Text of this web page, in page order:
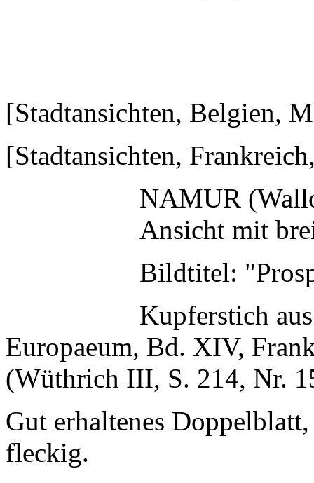
[Stadtansichten, Belgien,
[Stadtansichten,
NAMUR
Ansicht mit
Bildtitel:
Kupferstich
Europaeum, Bd. XIV,
(Wüthrich III, S. 214, Nr.
Gut erhaltenes
fleckig.